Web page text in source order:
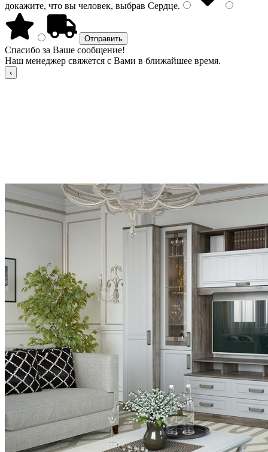
докажите, что вы человек, выбрав Сердце.
Спасибо за Ваше сообщение!
Наш менеджер свяжется с Вами в ближайшее время.